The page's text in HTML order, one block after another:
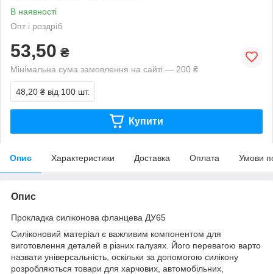
В наявності
Опт і роздріб
53,50 ₴
Мінімальна сума замовлення на сайті — 200 ₴
48,20 ₴ від 100 шт.
Купити
Опис Характеристики Доставка Оплата Умови
Опис
Прокладка силіконова фланцева ДУ65
Силіконовий матеріал є важливим компонентом для
виготовлення деталей в різних галузях. Його перевагою варто
назвати універсальність, оскільки за допомогою силікону
розробляються товари для харчових, автомобільних,